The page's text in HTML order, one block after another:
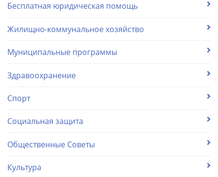
Бесплатная юридическая помощь
Жилищно-коммунальное хозяйство
Муниципальные программы
Здравоохранение
Спорт
Социальная защита
Общественные Советы
Культура